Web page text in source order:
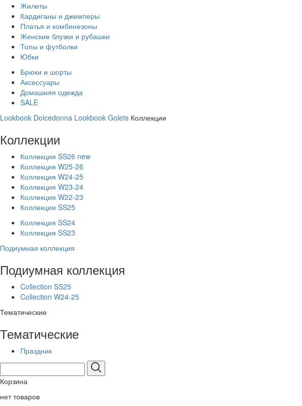
Жилеты
Кардиганы и джемперы
Платья и комбинезоны
Женские блузки и рубашки
Топы и футболки
Юбки
Брюки и шорты
Аксессуары
Домашняя одежда
SALE
Lookbook Dolcedonna Lookbook Golets Коллекции
Коллекции
Коллекция SS26 new
Коллекция W25-26
Коллекция W24-25
Коллекция W23-24
Коллекция W22-23
Коллекция SS25
Коллекция SS24
Коллекция SS23
Подиумная коллекция
Подиумная коллекция
Collection SS25
Collection W24-25
Тематические
Тематические
Праздник
Корзина
нет товаров